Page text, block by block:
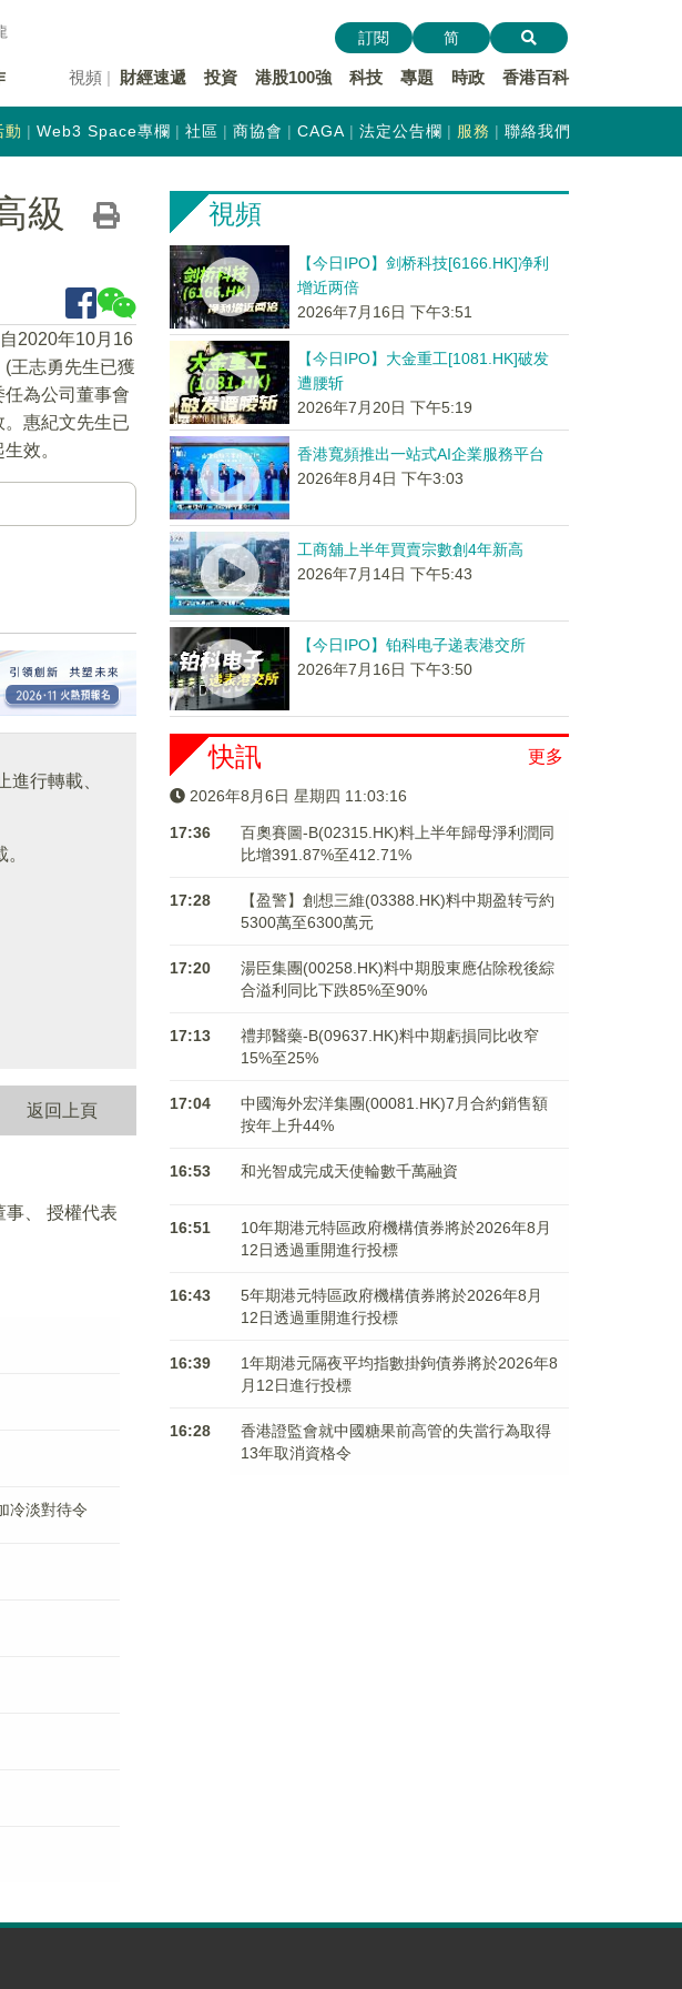
視頻 財經速遞 投資 港股100強 科技 專題 時政 香港百科
訂閱 简
動 Web3 Space專欄 社區 商協會 CAGA 法定公告欄 服務 聯絡我們
級
2020年10月16
王志勇先生已獲
為公司董事會
惠紀文先生已
效。
行轉載、
返回上頁
事、 授權代表
冷淡對待令
視頻
【今日IPO】剑桥科技[6166.HK]净利
增近两倍
2026年7月16日 下午3:51
【今日IPO】大金重工[1081.HK]破发
遭腰斩
2026年7月20日 下午5:19
香港寬頻推出一站式AI企業服務平台
2026年8月4日 下午3:03
工商舖上半年買賣宗數創4年新高
2026年7月14日 下午5:43
【今日IPO】铂科电子递表港交所
2026年7月16日 下午3:50
更多
快訊
2026年8月6日 星期四 11:03:16
17:36
百奧賽圖-B(02315.HK)料上半年歸母淨利潤同
比增391.87%至412.71%
17:28
【盈警】創想三維(03388.HK)料中期盈转亏約
5300萬至6300萬元
17:20
湯臣集團(00258.HK)料中期股東應佔除稅後綜
合溢利同比下跌85%至90%
17:13
禮邦醫藥-B(09637.HK)料中期虧損同比收窄
15%至25%
17:04
中國海外宏洋集團(00081.HK)7月合約銷售額
按年上升44%
16:53 和光智成完成天使輪數千萬融資
16:51
10年期港元特區政府機構債券將於2026年8月
12日透過重開進行投標
16:43
5年期港元特區政府機構債券將於2026年8月
12日透過重開進行投標
16:39
1年期港元隔夜平均指數掛鉤債券將於2026年8
月12日進行投標
16:28
香港證監會就中國糖果前高管的失當行為取得
13年取消資格令